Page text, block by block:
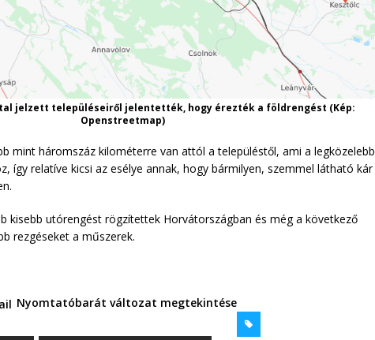
jelzett településeiről jelentették, hogy érezték a földrengést (Kép:
Openstreetmap)
mint háromszáz kilométerre van attól a településtől, ami a legközelebb
így relatíve kicsi az esélye annak, hogy bármilyen, szemmel látható kár
kisebb utórengést rögzítettek Horvátországban és még a következő
rezgéseket a műszerek.
Nyomtatóbarát változat megtekintése